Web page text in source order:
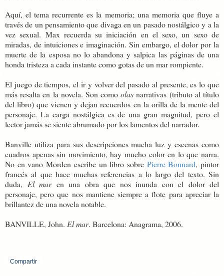
Aquí, el tema recurrente es la memoria; una memoria que fluye a
través de un pensamiento que divaga en un pasado nostálgico y a la
vez sexual. Max recuerda su iniciación en el sexo, un sexo de
miradas, de intuiciones e imaginación. Sin embargo, el dolor por la
muerte de la esposa no lo abandona y salpica las páginas de una
honda tristeza a cada instante como gotas de un mar rompiente.
El juego de tiempos, el ir y volver del pasado al presente, es lo que
más resalta en la novela. Son comoolas narrativas (tributo al título
del libro) que vienen y dejan recuerdos en la orilla de la mente del
personaje. La carga nostálgica es de una gran magnitud, pero el
lector jamás se siente abrumado por los lamentos del narrador.
Banville utiliza para sus descripciones mucha luz y escenas como
cuadros apenas sin movimiento, hay mucho color en lo que narra.
No en vano Morden escribe un libro sobre Pierre Bonnard, pintor
francés al que hace muchas referencias a lo largo del texto. Sin
duda, El maren una obra que nos inunda con el dolor del
personaje, pero que nos mantiene siempre a flote para apreciar la
brillantez de una novela notable.
BANVILLE, John. El mar. Barcelona: Anagrama, 2006.
Compartir